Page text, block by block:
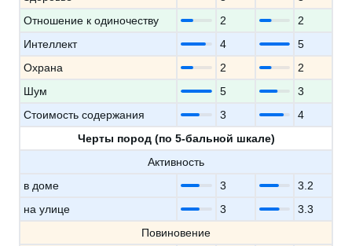
Отношение к одиночеству
2
2
Интеллект
4
5
Охрана
2
2
Шум
5
3
Стоимость содержания
3
4
Черты пород (по 5-бальной шкале)
Активность
в доме
3
3.2
на улице
3
3.3
Повиновение